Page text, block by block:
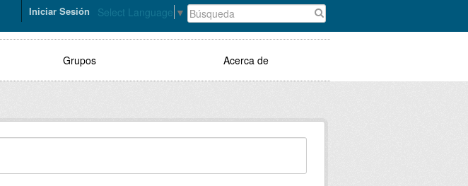
Select Language ▼
Iniciar Sesión
Grupos Acerca de